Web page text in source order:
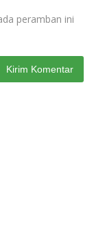
peramban ini